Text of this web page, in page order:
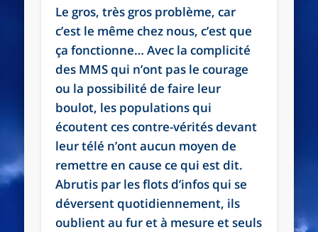
Le gros, très gros problème, car
c’est le même chez nous, c’est que
ça fonctionne… Avec la complicité
des MMS qui n’ont pas le courage
ou la possibilité de faire leur
boulot, les populations qui
écoutent ces contre-vérités devant
leur télé n’ont aucun moyen de
remettre en cause ce qui est dit.
Abrutis par les flots d’infos qui se
déversent quotidiennement, ils
oublient au fur et à mesure et seuls